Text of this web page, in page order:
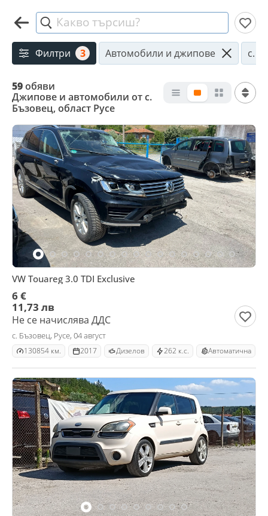
Какво търсиш?
Филтри 3 Автомобили и джипове с.
59обяви
Джипове и автомобили от с.
Бъзовец, област Русе
VW Touareg 3.0 TDI Exclusive
6 €
11,73 лв
Не се начислява ДДС
с. Бъзовец, Русе, 04 август
130854 км. 2017 Дизелов 262 к.с. Автоматична